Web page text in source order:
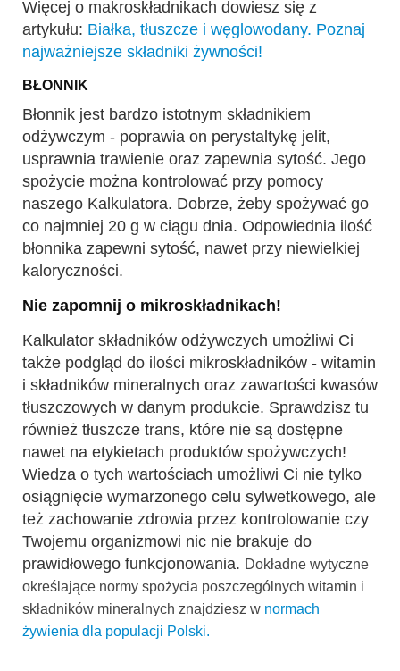
Więcej o makroskładnikach dowiesz się z
artykułu: Białka, tłuszcze i węglowodany. Poznaj
najważniejsze składniki żywności!
BŁONNIK
Błonnik jest bardzo istotnym składnikiem
odżywczym - poprawia on perystaltykę jelit,
usprawnia trawienie oraz zapewnia sytość. Jego
spożycie można kontrolować przy pomocy
naszego Kalkulatora. Dobrze, żeby spożywać go
co najmniej 20 g w ciągu dnia. Odpowiednia ilość
błonnika zapewni sytość, nawet przy niewielkiej
kaloryczności.
Nie zapomnij o mikroskładnikach!
Kalkulator składników odżywczych umożliwi Ci
także podgląd do ilości mikroskładników - witamin
i składników mineralnych oraz zawartości kwasów
tłuszczowych w danym produkcie. Sprawdzisz tu
również tłuszcze trans, które nie są dostępne
nawet na etykietach produktów spożywczych!
Wiedza o tych wartościach umożliwi Ci nie tylko
osiągnięcie wymarzonego celu sylwetkowego, ale
też zachowanie zdrowia przez kontrolowanie czy
Twojemu organizmowi nic nie brakuje do
prawidłowego funkcjonowania. Dokładne wytyczne
określające normy spożycia poszczególnych witamin i
składników mineralnych znajdziesz w normach
żywienia dla populacji Polski.